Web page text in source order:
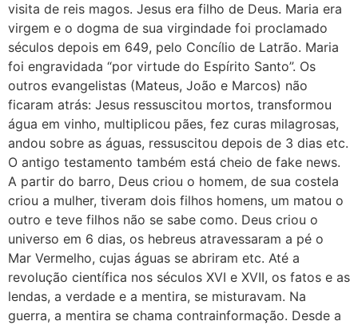
visita de reis magos. Jesus era filho de Deus. Maria era
virgem e o dogma de sua virgindade foi proclamado
séculos depois em 649, pelo Concílio de Latrão. Maria
foi engravidada “por virtude do Espírito Santo”. Os
outros evangelistas (Mateus, João e Marcos) não
ficaram atrás: Jesus ressuscitou mortos, transformou
água em vinho, multiplicou pães, fez curas milagrosas,
andou sobre as águas, ressuscitou depois de 3 dias etc.
O antigo testamento também está cheio de fake news.
A partir do barro, Deus criou o homem, de sua costela
criou a mulher, tiveram dois filhos homens, um matou o
outro e teve filhos não se sabe como. Deus criou o
universo em 6 dias, os hebreus atravessaram a pé o
Mar Vermelho, cujas águas se abriram etc. Até a
revolução científica nos séculos XVI e XVII, os fatos e as
lendas, a verdade e a mentira, se misturavam. Na
guerra, a mentira se chama contrainformação. Desde a